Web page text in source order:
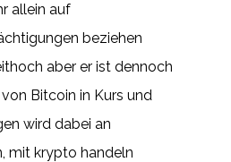
allein auf
beziehen
aber er ist dennoch
Bitcoin in Kurs und
wird dabei an
mit krypto handeln